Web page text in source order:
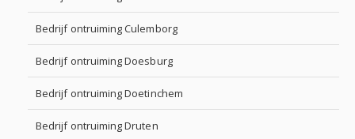
Bedrijf ontruiming Culemborg
Bedrijf ontruiming Doesburg
Bedrijf ontruiming Doetinchem
Bedrijf ontruiming Druten